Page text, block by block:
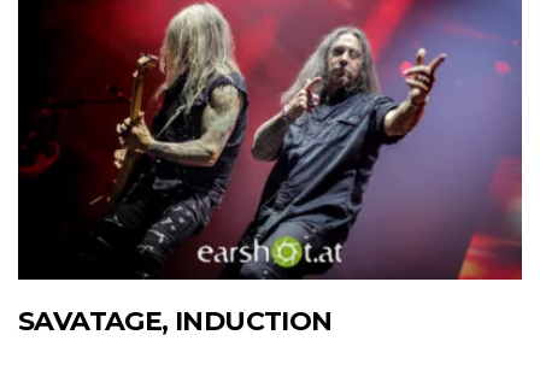
SAVATAGE, INDUCTION